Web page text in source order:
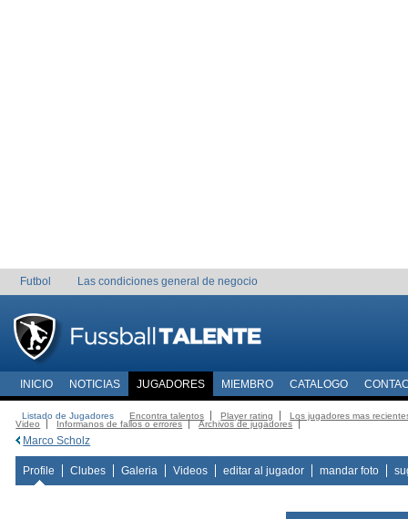
Futbol Las condiciones general de negocio
INICIO NOTICIAS JUGADORES MIEMBRO CATALOGO
Listado de Jugadores Encontra talentos Player rating
Los jugadores mas
Video
Informanos de fallos o errores Archivos de jugadores
Marco Scholz
Profile Clubes Galeria Videos editar al jugador mandar foto